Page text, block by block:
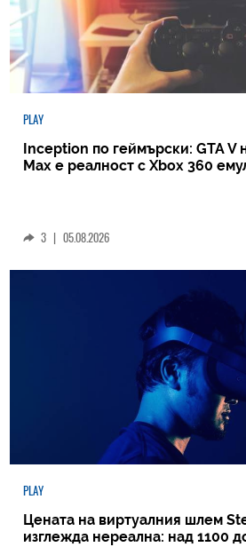
PLAY
Inception по геймърски: GTA V
Max е реалност с Xbox 360
3 | 05.08.2026
PLAY
Цената на виртуалния шлем
изглежда нереална: над 1100